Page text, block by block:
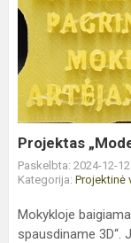
„Modeliuojame
spausdiname
3D“
Projektas
Paskelbta: 2024-12-12
Kategorija: Projektinė
Mokykloje
spausdiname 3D“.